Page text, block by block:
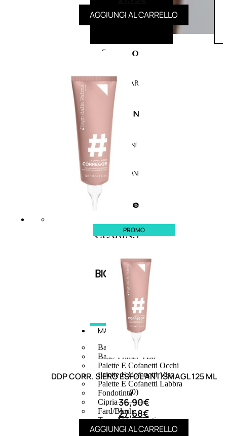
MAKE UP
Base/ Primer Occhi
Base/ Primer Viso
Palette E Cofanetti Occhi
Palette E Cofanetti Viso
Palette E Cofanetti Labbra
Fondotinta
Cipria
Fard/Blush
Terre Abbronzanti
Illuminante Viso
AGGIUNGI AL CARRELLO
PROMO
DDP CORR. SIERO ESFOL ANTISMAGL 125 ML
(0)
36,90€
27,68€
AGGIUNGI AL CARRELLO